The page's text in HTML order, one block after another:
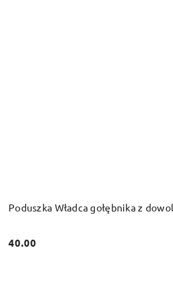
Poduszka Władca gołębnika z
Cena:
40.00